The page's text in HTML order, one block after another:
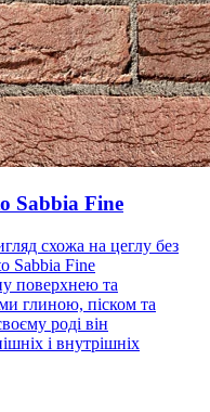
Sabbia Fine
схожа на цеглу без
Sabbia Fine
поверхнею та
глиною, піском та
роді він
і внутрішніх